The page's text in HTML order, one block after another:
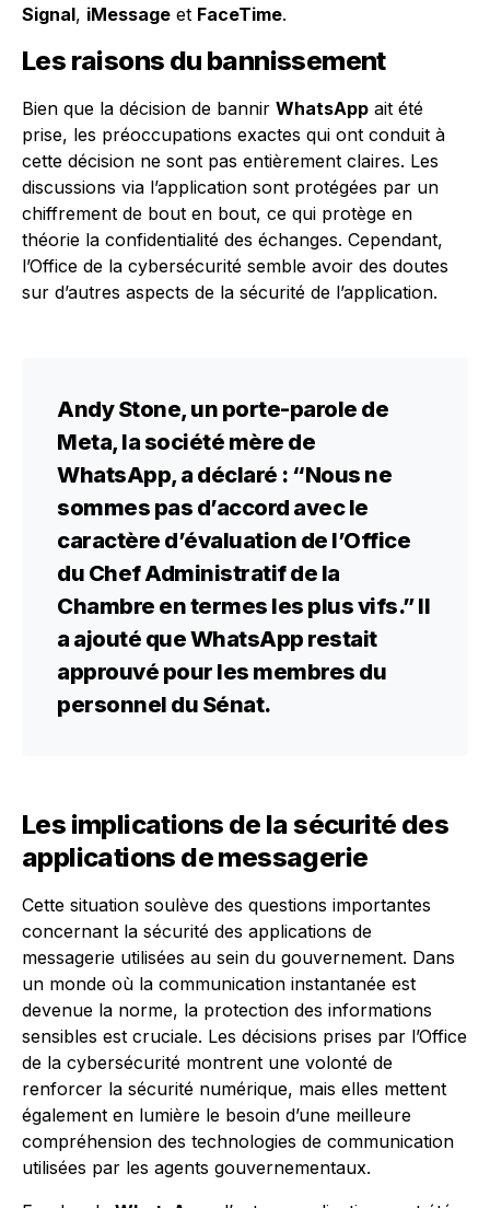
Signal, iMessage et FaceTime.
Les raisons du bannissement
Bien que la décision de bannir WhatsApp ait été
prise, les préoccupations exactes qui ont conduit à
cette décision ne sont pas entièrement claires. Les
discussions via l’application sont protégées par un
chiffrement de bout en bout, ce qui protège en
théorie la confidentialité des échanges. Cependant,
l’Office de la cybersécurité semble avoir des doutes
sur d’autres aspects de la sécurité de l’application.
Andy Stone, un porte-parole de
Meta, la société mère de
WhatsApp, a déclaré : “Nous ne
sommes pas d’accord avec le
caractère d’évaluation de l’Office
du Chef Administratif de la
Chambre en termes les plus vifs.” Il
a ajouté queWhatsApp restait
approuvé pour les membres du
personnel du Sénat.
Les implications de la sécurité des
applications de messagerie
Cette situation soulève des questions importantes
concernant la sécurité des applications de
messagerie utilisées au sein du gouvernement. Dans
un monde où la communication instantanée est
devenue la norme, la protection des informations
sensibles est cruciale. Les décisions prises par l’Office
de la cybersécurité montrent une volonté de
renforcer la sécurité numérique, mais elles mettent
également en lumière le besoin d’une meilleure
compréhension des technologies de communication
utilisées par les agents gouvernementaux.